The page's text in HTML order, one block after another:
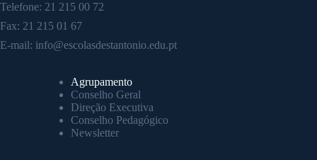
Telefone: 21 215 00 72
Fax: 21 215 01 67
E-mail: info@escolasdestantonio.edu.pt
Agrupamento
Conselho Geral
Direção Executiva
Conselho Pedagógico
Newsletter